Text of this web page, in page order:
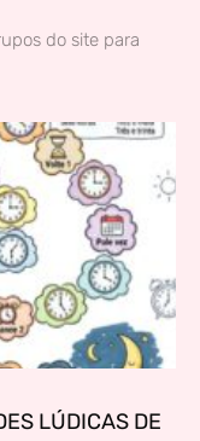
do site para
LÚDICAS DE